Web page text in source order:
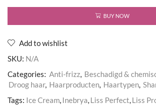
Pro
Liss
Shampoo
BUY NOW
Add to wishlist
SKU: N/A
Categories: Anti-frizz, Beschadigd &
Droog haar, Haarproducten, Haartypen,
Tags: Ice Cream,Inebrya,Liss Perfect,Liss